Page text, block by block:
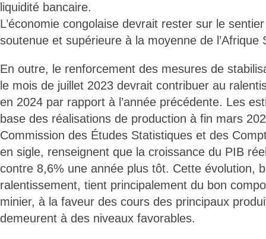
liquidité bancaire.
L’économie congolaise devrait rester sur le
soutenue et supérieure à la moyenne de l’Afrique
En outre, le renforcement des mesures de
le mois de juillet 2023 devrait contribuer au
en 2024 par rapport à l’année précédente. Les
base des réalisations de production à fin mars
Commission des Études Statistiques et des
en sigle, renseignent que la croissance du PIB
contre 8,6% une année plus tôt. Cette évolution,
ralentissement, tient principalement du bon
minier, à la faveur des cours des principaux
demeurent à des niveaux favorables.